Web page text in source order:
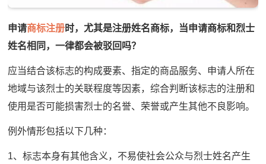
申请商标注册时，尤其是注册姓名商标，当申请商标和烈士
姓名相同，一律都会被驳回吗？
应当结合该标志的构成要素、指定的商品服务、申请人所在
地域与该烈士的关联程度等因素，综合判断该标志的注册和
使用是否可能损害烈士的名誉、荣誉或产生其他不良影响。
例外情形包括以下几种：
1、标志本身有其他含义，不易使社会公众与烈士姓名产生